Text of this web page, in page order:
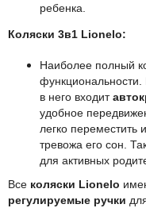
ребенка.
Коляски 3в1 Lionelo:
Наиболее полный
функциональности.
в него входит
удобное
легко переместить
тревожа его сон.
для активных
Все коляски Lionelo
регулируемые ручки